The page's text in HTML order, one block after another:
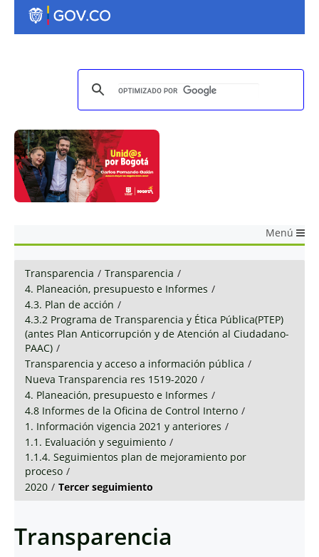
Menú
Transparencia / Transparencia /
4. Planeación, presupuesto e Informes /
4.3. Plan de acción /
4.3.2 Programa de Transparencia y Ética Pública(PTEP)
(antes Plan Anticorrupción y de Atención al Ciudadano-
PAAC) /
Transparencia y acceso a información pública /
Nueva Transparencia res 1519-2020 /
4. Planeación, presupuesto e Informes /
4.8 Informes de la Oficina de Control Interno /
1. Información vigencia 2021 y anteriores /
1.1. Evaluación y seguimiento /
1.1.4. Seguimientos plan de mejoramiento por
proceso /
2020 / Tercer seguimiento
Transparencia